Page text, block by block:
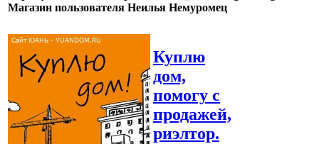
Магазин пользователя Неилья Немуромец
Куплю
дом,
помогу с
продажей,
риэлтор.